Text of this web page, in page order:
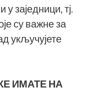
заједници, тј.
су важне за
укључујете
ИМАТЕ НА